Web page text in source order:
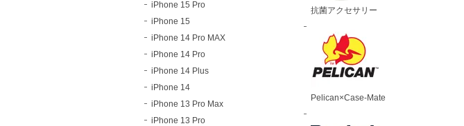
iPhone 15 Pro
iPhone 15
iPhone 14 Pro MAX
iPhone 14 Pro
iPhone 14 Plus
iPhone 14
iPhone 13 Pro Max
iPhone 13 Pro
抗菌アクセサリー
Pelican×Case-Mate